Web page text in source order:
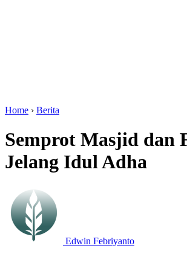
Home › Berita
Semprot Masjid dan
Jelang Idul Adha
Edwin Febriyanto